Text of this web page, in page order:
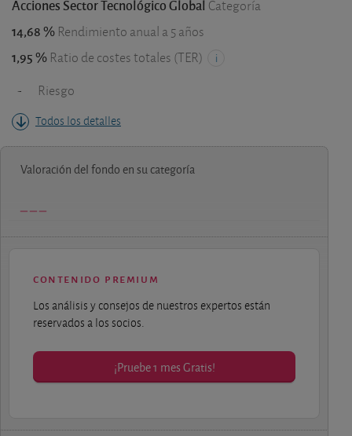
Acciones Sector Tecnológico Global Categoría
14,68 % Rendimiento anual a 5 años
1,95 % Ratio de costes totales (TER)
- Riesgo
Todos los detalles
Valoración del fondo en su categoría
contenido premium
Los análisis y consejos de nuestros expertos están
reservados a los socios.
¡Pruebe 1 mes Gratis!